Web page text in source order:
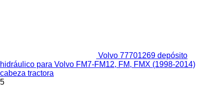
Volvo 77701269 depósito
hidráulico para Volvo FM7-FM12, FM, FMX (1998-2014)
cabeza tractora
5